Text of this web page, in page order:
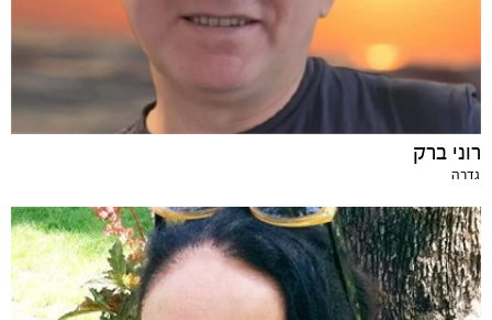
רוני ברק
גדרה